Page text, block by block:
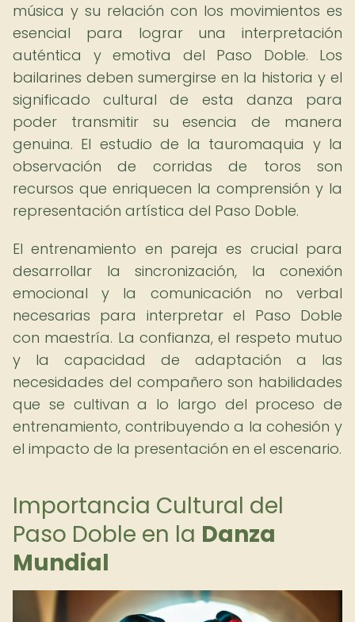
música y su relación con los movimientos es
esencial para lograr una interpretación
auténtica y emotiva del Paso Doble. Los
bailarines deben sumergirse en la historia y el
significado cultural de esta danza para
poder transmitir su esencia de manera
genuina. El estudio de la tauromaquia y la
observación de corridas de toros son
recursos que enriquecen la comprensión y la
representación artística del Paso Doble.
El entrenamiento en pareja es crucial para
desarrollar la sincronización, la conexión
emocional y la comunicación no verbal
necesarias para interpretar el Paso Doble
con maestría. La confianza, el respeto mutuo
y la capacidad de adaptación a las
necesidades del compañero son habilidades
que se cultivan a lo largo del proceso de
entrenamiento, contribuyendo a la cohesión y
el impacto de la presentación en el escenario.
Importancia Cultural del
Paso Doble en la Danza
Mundial